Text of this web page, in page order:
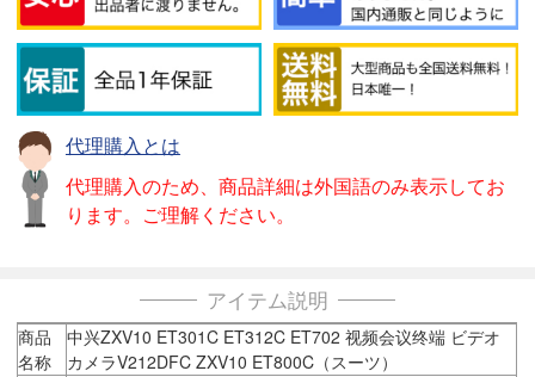
代理購入とは
代理購入のため、商品詳細は外国語のみ表示してお
ります。ご理解ください。
アイテム説明
商品
名称
中兴ZXV10 ET301C ET312C ET702 视频会议终端 ビデオ
カメラV212DFC ZXV10 ET800C（スーツ）